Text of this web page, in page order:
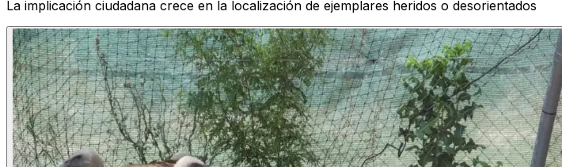
La implicación ciudadana crece en la localización de ejemplares heridos o desorientados